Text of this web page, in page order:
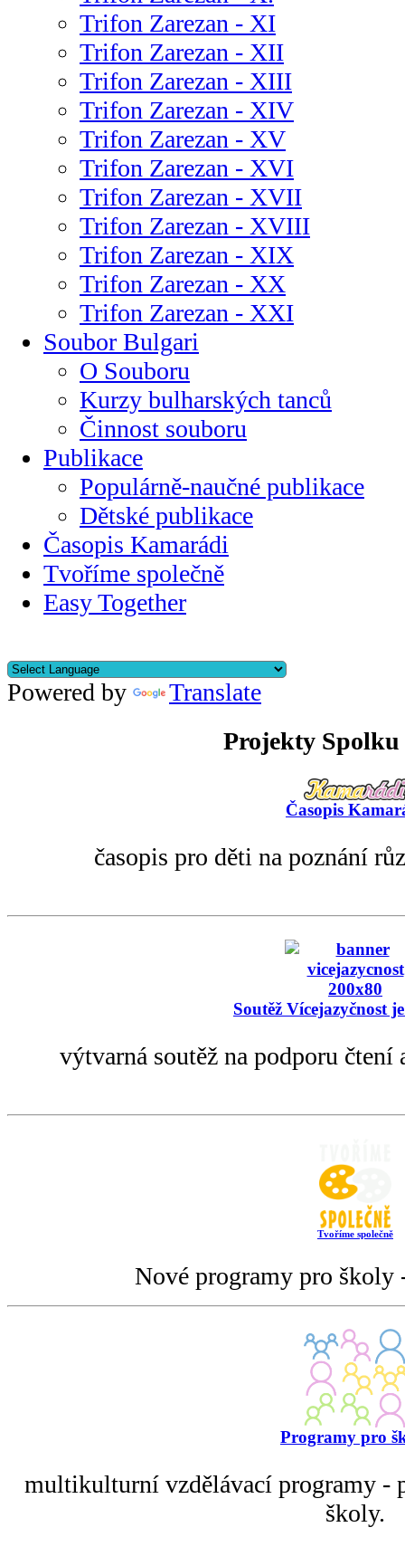
Trifon Zarezan - XI
Trifon Zarezan - XII
Trifon Zarezan - XIII
Trifon Zarezan - XIV
Trifon Zarezan - XV
Trifon Zarezan - XVI
Trifon Zarezan - XVII
Trifon Zarezan - XVIII
Trifon Zarezan - XIX
Trifon Zarezan - XX
Trifon Zarezan - XXI
Soubor Bulgari
O Souboru
Kurzy bulharských tanců
Činnost souboru
Publikace
Populárně-naučné publikace
Dětské publikace
Časopis Kamarádi
Tvoříme společně
Easy Together
Powered by
Translate
Projekty Spolku
Časopis
časopis pro děti na poznání
Soutěž Vícejazyčnost
výtvarná soutěž na podporu
Tvoříme společně
Nové programy pro
Programy pro
multikulturní vzdělávací programy -
školy.